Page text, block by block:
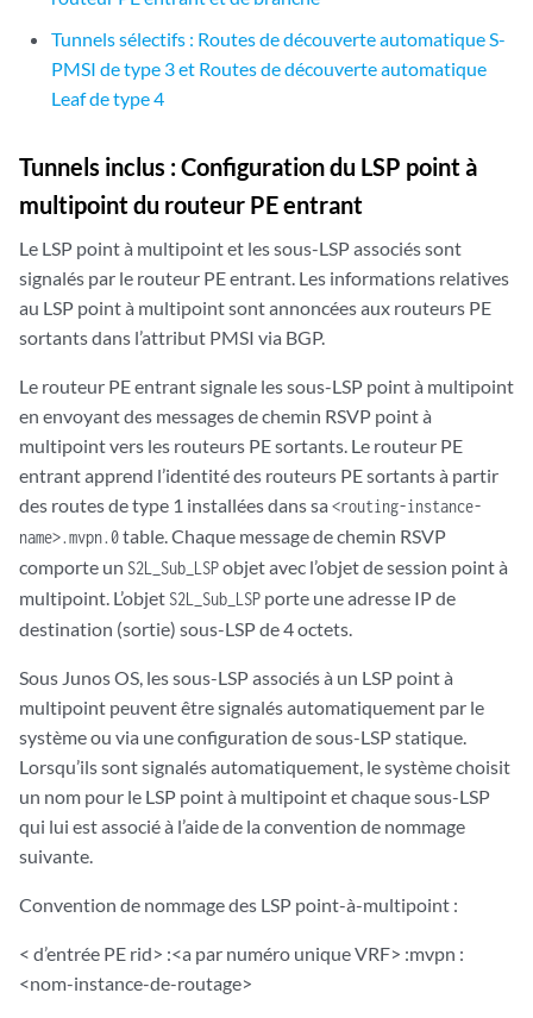
Tunnels sélectifs : Routes de découverte automatique S-
PMSI de type 3 et Routes de découverte automatique
Leaf de type 4
Tunnels inclus : Configuration du LSP point à
multipoint du routeur PE entrant
Le LSP point à multipoint et les sous-LSP associés sont
signalés par le routeur PE entrant. Les informations relatives
au LSP point à multipoint sont annoncées aux routeurs PE
sortants dans l’attribut PMSI via BGP.
Le routeur PE entrant signale les sous-LSP point à multipoint
en envoyant des messages de chemin RSVP point à
multipoint vers les routeurs PE sortants. Le routeur PE
entrant apprend l’identité des routeurs PE sortants à partir
des routes de type 1 installées dans sa <routing-instance-
name>.mvpn.0table. Chaque message de chemin RSVP
comporte un S2L_Sub_LSPobjet avec l’objet de session point à
multipoint. L’objet S2L_Sub_LSP porte une adresse IP de
destination (sortie) sous-LSP de 4 octets.
Sous Junos OS, les sous-LSP associés à un LSP point à
multipoint peuvent être signalés automatiquement par le
système ou via une configuration de sous-LSP statique.
Lorsqu’ils sont signalés automatiquement, le système choisit
un nom pour le LSP point à multipoint et chaque sous-LSP
qui lui est associé à l’aide de la convention de nommage
suivante.
Convention de nommage des LSP point-à-multipoint :
< d’entrée PE rid> :<a par numéro unique VRF> :mvpn :
<nom-instance-de-routage>